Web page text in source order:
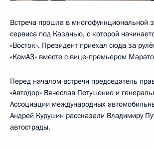
Встреча прошла в многофункциональной
сервиса под Казанью, с которой
«Восток». Президент приехал сюда за
«КамАЗ» вместе с вице-премьером
Перед началом встречи председатель
«Автодор» Вячеслав Петушенко и
Ассоциации международных
Андрей Курушин рассказали Владимиру
автострады.